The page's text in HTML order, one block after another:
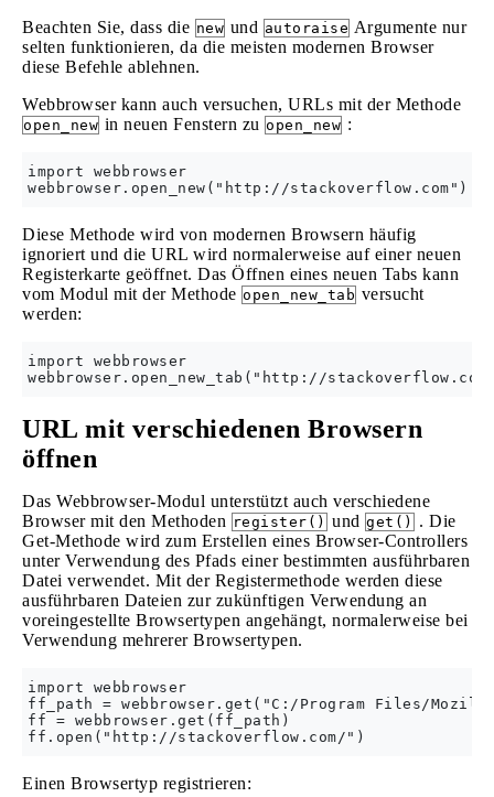
Beachten Sie, dass die new und autoraise Argumente nur
selten funktionieren, da die meisten modernen Browser
diese Befehle ablehnen.
Webbrowser kann auch versuchen, URLs mit der Methode
open_new in neuen Fenstern zu open_new :
import webbrowser
Diese Methode wird von modernen Browsern häufig
ignoriert und die URL wird normalerweise auf einer neuen
Registerkarte geöffnet. Das Öffnen eines neuen Tabs kann
vom Modul mit der Methode open_new_tab versucht
werden:
import webbrowser
URL mit verschiedenen Browsern
öffnen
Das Webbrowser-Modul unterstützt auch verschiedene
Browser mit den Methoden register() und get()
. Die
Get-Methode wird zum Erstellen eines Browser-Controllers
unter Verwendung des Pfads einer bestimmten ausführbaren
Datei verwendet. Mit der Registermethode werden diese
ausführbaren Dateien zur zukünftigen Verwendung an
voreingestellte Browsertypen angehängt, normalerweise bei
Verwendung mehrerer Browsertypen.
import webbrowser
ff_path = webbrowser.get("C:/Program Files/
ff = webbrowser.get(ff_path)
Einen Browsertyp registrieren: